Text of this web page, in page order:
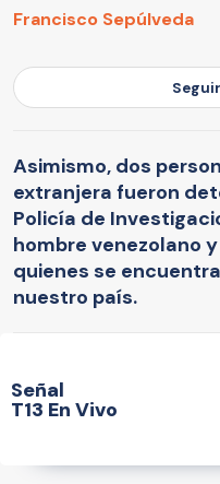
Francisco Sepúlveda
Asimismo, dos
extranjera fueron
Policía de
hombre venezolano
quienes se
nuestro país.
Señal
T13 En Vivo